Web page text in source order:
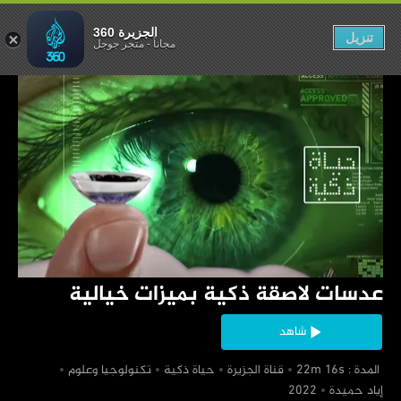
‏عدسات لاصقة ذكية بميزات خيالية
شاهد
‏ المدة : 22m 16s
‏قناة الجزيرة ‏حياة ذكية
‏تكنولوجيا وعلوم
‏إياد حميدة
بميزات خيالية
الجزيرة 360
مجاناً-متجر جوجل تنزيل